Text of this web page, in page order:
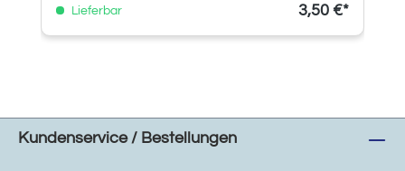
Lieferbar 3,50 €*
Kundenservice / Bestellungen